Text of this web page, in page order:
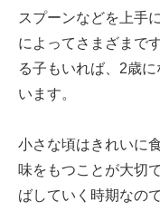
スプーンなどを上手
によってさまざまで
る子もいれば、2歳
います。
小さな頃はきれいに
味をもつことが大切
ばしていく時期なの